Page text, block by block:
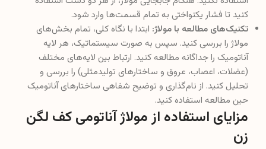
کنید تا فشار یکنواختی به تمام قسمت‌ها وارد شود.
تکنیک‌های مطالعه با مولاژ: ابتدا با نگاه کلی، تمام بخش‌های
مولاژ را بررسی کنید. سپس به صورت سیستماتیک، هر لایه
آناتومیک را جداگانه مطالعه کنید. ارتباط بین لایه‌های مختلف
(عضلات، اعصاب، عروق و ساختارهای تولیدمثلی) را بررسی و
تحلیل کنید. از نام‌گذاری و توضیح شفاهی ساختارهای آناتومیک
حین مطالعه استفاده کنید.
مزایای استفاده از مولاژ آناتومی کف لگن
زن